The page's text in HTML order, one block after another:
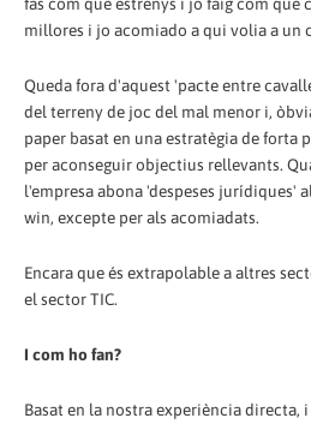
millores i jo acomiado a qui volia a un
Queda fora d'aquest 'pacte entre
del terreny de joc del mal menor i,
paper basat en una estratègia de forta
per aconseguir objectius rellevants.
l'empresa abona 'despeses jurídiques'
win, excepte per als acomiadats.
Encara que és extrapolable a altres
el sector TIC.
I com ho fan?
Basat en la nostra experiència directa,